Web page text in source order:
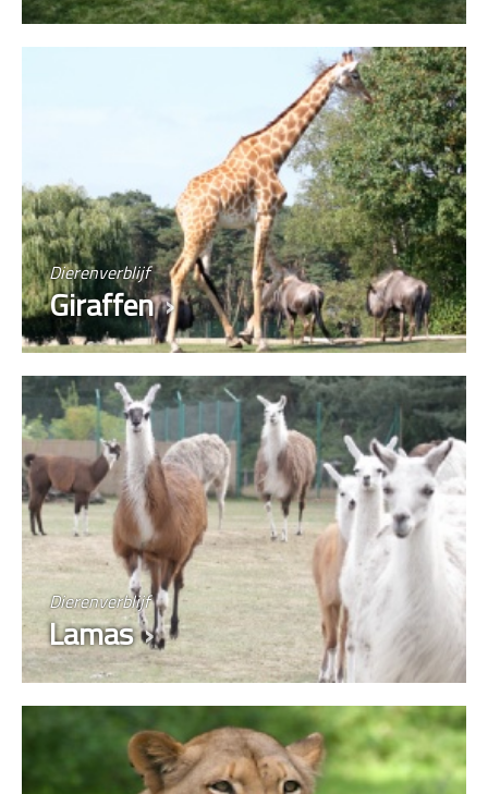
Dierenverblijf
Giraffen
Dierenverblijf
Lamas